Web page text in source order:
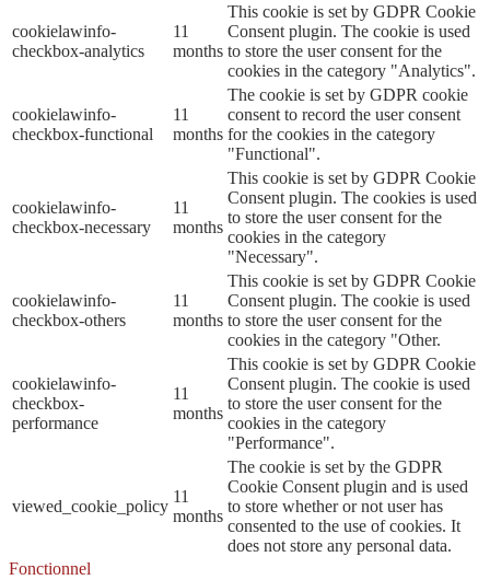
cookielawinfo-
checkbox-analytics
11
months
This cookie is set by GDPR Cookie
Consent plugin. The cookie is used
to store the user consent for the
cookies in the category "Analytics".
cookielawinfo-
checkbox-functional
11
months
The cookie is set by GDPR cookie
consent to record the user consent
for the cookies in the category
"Functional".
cookielawinfo-
checkbox-necessary
11
months
This cookie is set by GDPR Cookie
Consent plugin. The cookies is used
to store the user consent for the
cookies in the category
"Necessary".
cookielawinfo-
checkbox-others
11
months
This cookie is set by GDPR Cookie
Consent plugin. The cookie is used
to store the user consent for the
cookies in the category "Other.
cookielawinfo-
checkbox-
performance
11
months
This cookie is set by GDPR Cookie
Consent plugin. The cookie is used
to store the user consent for the
cookies in the category
"Performance".
viewed_cookie_policy
11
months
The cookie is set by the GDPR
Cookie Consent plugin and is used
to store whether or not user has
consented to the use of cookies. It
does not store any personal data.
Fonctionnel